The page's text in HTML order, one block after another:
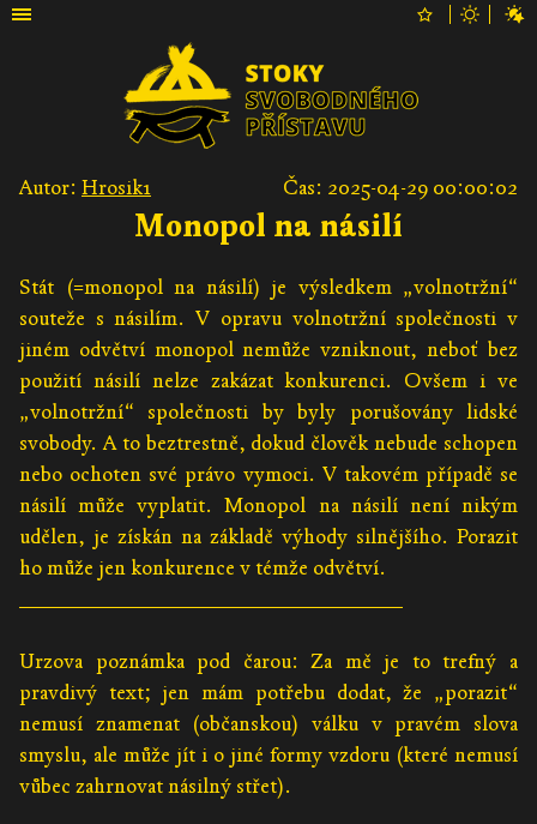
Autor: Hrosik1 Čas: 2025-04-29 00:00:02
Monopol na násilí
Stát (=monopol na násilí) je výsledkem „volnotržní“
souteže s násilím. V opravu volnotržní společnosti v
jiném odvětví monopol nemůže vzniknout, neboť bez
použití násilí nelze zakázat konkurenci. Ovšem i ve
„volnotržní“ společnosti by byly porušovány lidské
svobody. A to beztrestně, dokud člověk nebude schopen
nebo ochoten své právo vymoci. V takovém případě se
násilí může vyplatit. Monopol na násilí není nikým
udělen, je získán na základě výhody silnějšího. Porazit
ho může jen konkurence v témže odvětví.
Urzova poznámka pod čarou: Za mě je to trefný a
pravdivý text; jen mám potřebu dodat, že „porazit“
nemusí znamenat (občanskou) válku v pravém slova
smyslu, ale může jít i o jiné formy vzdoru (které nemusí
vůbec zahrnovat násilný střet).